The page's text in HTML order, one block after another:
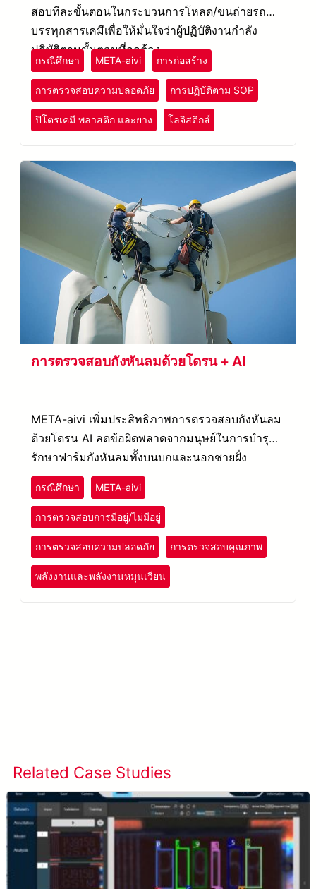
สอบทีละขั้นตอนในกระบวนการโหลด/ขนถ่ายรถ
บรรทุกสารเคมีเพื่อให้มั่นใจว่าผู้ปฏิบัติงานกำลัง
ปฏิบัติตามขั้นตอนที่ถูกต้อง
กรณีศึกษา META-aivi การก่อสร้าง
การตรวจสอบความปลอดภัย การปฏิบัติตาม SOP
ปิโตรเคมี พลาสติก และยาง โลจิสติกส์
การตรวจสอบกังหันลมด้วยโดรน + AI
META-aivi เพิ่มประสิทธิภาพการตรวจสอบกังหันลม
ด้วยโดรน AI ลดข้อผิดพลาดจากมนุษย์ในการบำรุง
รักษาฟาร์มกังหันลมทั้งบนบกและนอกชายฝั่ง
กรณีศึกษา META-aivi
การตรวจสอบการมีอยู่/ไม่มีอยู่
การตรวจสอบความปลอดภัย การตรวจสอบคุณภาพ
พลังงานและพลังงานหมุนเวียน
Related Case Studies